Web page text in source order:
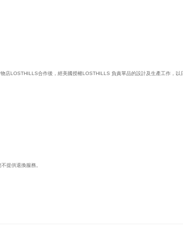
LOSTHILLS合作後，經美國授權LOSTHILLS 負責單品的設計及生產工作，以
提供退換服務。